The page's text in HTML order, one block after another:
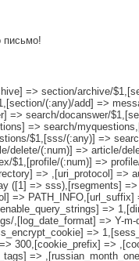
письмо!
=> section/archive/
(:any)/add] =>
=> search/docanswer/
=> search/
$1,[sss/(:any)] =>
delete/(:num)] => article/
$1,[profile/(:num)] =>
=> ,[uri_protocol] =>
([1] => sss),[rsegments]
=>
=>
,[log_date_format] => Y-
=>
300,[cookie_prefix] =>
=>